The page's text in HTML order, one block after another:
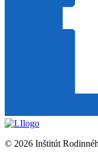
© 2026 Inštitút